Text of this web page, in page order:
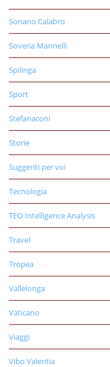
Soriano Calabro
Soveria Mannelli
Spilinga
Sport
Stefanaconi
Storie
Suggeriti per voi
Tecnologia
TEO Intelligence Analysis
Travel
Tropea
Vallelonga
Vaticano
Viaggi
Vibo Valentia